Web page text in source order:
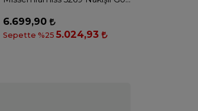
6.699,90
Sepette %25 5.024,93